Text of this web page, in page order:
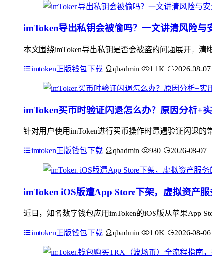
imToken导出私钥会被偷吗？一文讲清风险与
本文围绕imToken导出私钥是否会被盗的问题展开，
imtoken正版钱包下载 qbadmin 1.1K 2026-08-07
imToken买币时验证闪退怎么办？原因分析+
针对用户使用imToken进行买币操作时遭遇验证闪退
imtoken正版钱包下载 qbadmin 980 2026-08-07
imToken iOS版遭App Store下架，虚拟资产
近日，知名数字钱包应用imToken的iOS版从苹果App
imtoken正版钱包下载 qbadmin 1.0K 2026-08-06